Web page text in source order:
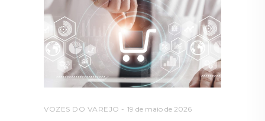
VOZES DO VAREJO 19 de maio de 2026